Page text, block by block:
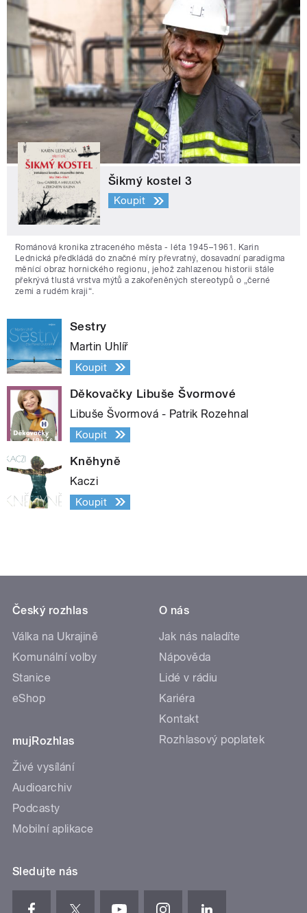
Šikmý kostel 3
Koupit
Románová kronika ztraceného města - léta 1945–1961. Karin
Lednická předkládá do značné míry převratný, dosavadní paradigma
měnící obraz hornického regionu, jehož zahlazenou historii stále
překrývá tlustá vrstva mýtů a zakořeněných stereotypů o „černé
zemi a rudém kraji“.
Sestry
Martin Uhlíř
Koupit
Děkovačky Libuše Švormové
Libuše Švormová - Patrik Rozehnal
Koupit
Kněhyně
Kaczi
Koupit
Český rozhlas
Válka na Ukrajině
Komunální volby
Stanice
eShop
mujRozhlas
Živé vysílání
Audioarchiv
Podcasty
Mobilní aplikace
O nás
Jak nás naladíte
Nápověda
Lidé v rádiu
Kariéra
Kontakt
Rozhlasový poplatek
Sledujte nás